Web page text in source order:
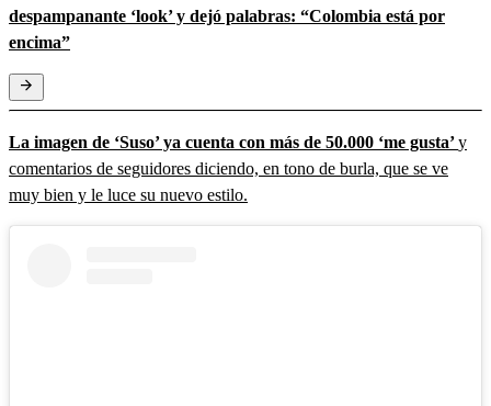
despampanante ‘look’ y dejó palabras: “Colombia está por
encima”
La imagen de ‘Suso’ ya cuenta con más de 50.000 ‘me gusta’y
comentarios de seguidores diciendo, en tono de burla, que se ve
muy bien y le luce su nuevo estilo.